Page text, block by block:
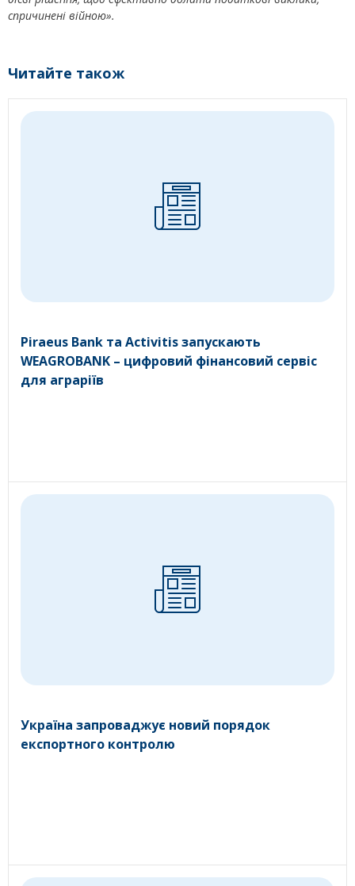
спричинені війною».
Читайте також
Piraeus Bank та Activitis запускають
WEAGROBANK – цифровий фінансовий сервіс
для аграріїв
Україна запроваджує новий порядок
експортного контролю